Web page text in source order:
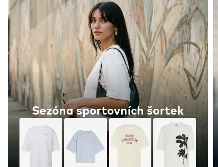
Sezóna sportovních šortek